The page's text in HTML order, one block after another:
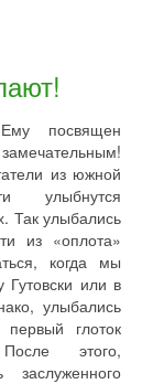
посвящен
из южной
улыбнутся
Так улыбались
из «оплота»
когда мы
Гутовски или в
улыбались
глоток
этого,